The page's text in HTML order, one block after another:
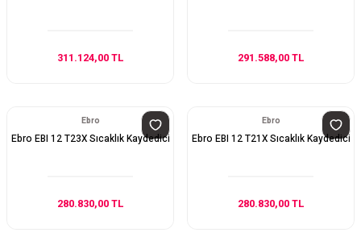
311.124,00 TL 291.588,00 TL
Ebro
Ebro EBI 12 T23X Sıcaklık Kaydedici
280.830,00 TL
Ebro
Ebro EBI 12 T21X Sıcaklık Kaydedici
280.830,00 TL